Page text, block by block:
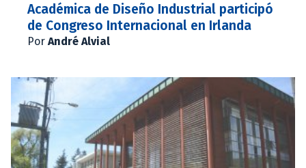
Académica de Diseño Industrial participó
de Congreso Internacional en Irlanda
Por André Alvial